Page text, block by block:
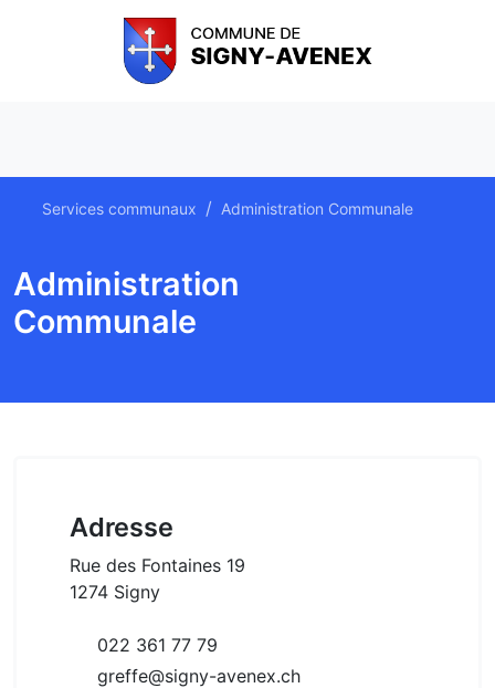
Services communaux Administration Communale
Administration
Communale
Adresse
Rue des Fontaines 19
1274 Signy
022 361 77 79
greffe@signy-avenex.ch